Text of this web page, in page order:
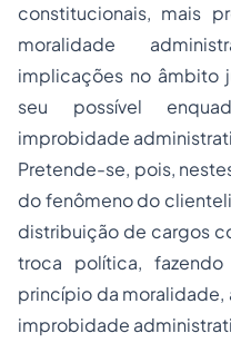
constitucionais, mais
moralidade
implicações no âmbito
seu possível
improbidade
Pretende-se, pois,
do fenômeno do
distribuição de cargos
troca política,
princípio da
improbidade